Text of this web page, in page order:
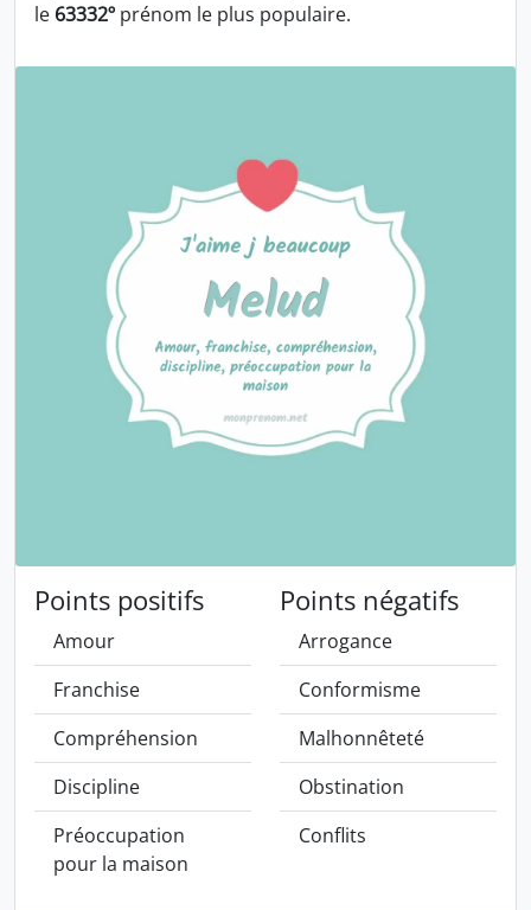
le 63332º prénom le plus populaire.
Points positifs
Amour
Franchise
Compréhension
Discipline
Préoccupation
pour la maison
Points négatifs
Arrogance
Conformisme
Malhonnêteté
Obstination
Conflits